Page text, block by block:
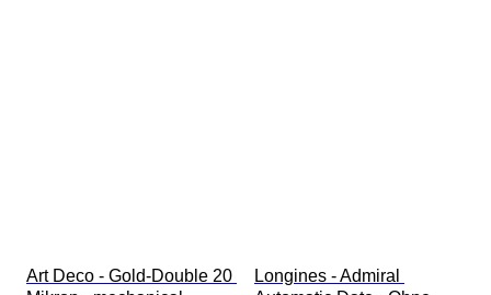
Art Deco - Gold-Double 20
Longines - Admiral